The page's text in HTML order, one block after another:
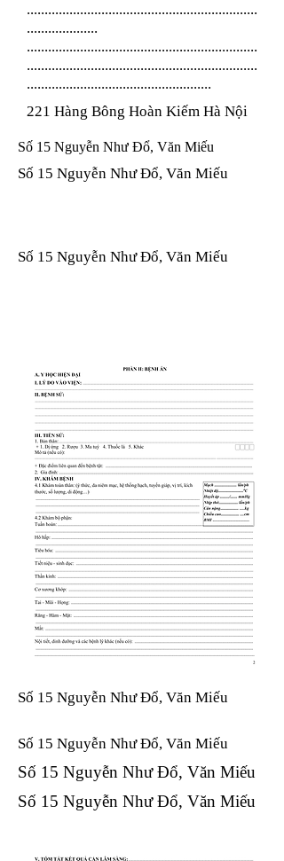
.................................................................
....................
.................................................................
.................................................................
....................................................
221 Hàng Bông Hoàn Kiếm Hà Nội
Số 15 Nguyễn Như Đổ, Văn Miếu
Số 15 Nguyễn Như Đổ, Văn Miếu
Số 15 Nguyễn Như Đổ, Văn Miếu
Số 15 Nguyễn Như Đổ, Văn Miếu
Số 15 Nguyễn Như Đổ, Văn Miếu​​​​
Số 15 Nguyễn Như Đổ, Văn Miếu​​​​
Số 15 Nguyễn Như Đổ, Văn Miếu​​​​